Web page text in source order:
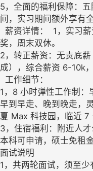
5，全面的福利保障：
间，实习期间额外享有
薪资详情：​ 1，实习
奖，周末双休。​
2，转正薪资：无责底
成），综合薪资 6-10k
工作细节：​
1，8 小时弹性工作制
早到早走、晚到晚走，
夏 Max 科技园，临近 7
3，住宿福利：附近人
本科可申请，硕士免租
面试说明​
1，共两轮面试，须至少